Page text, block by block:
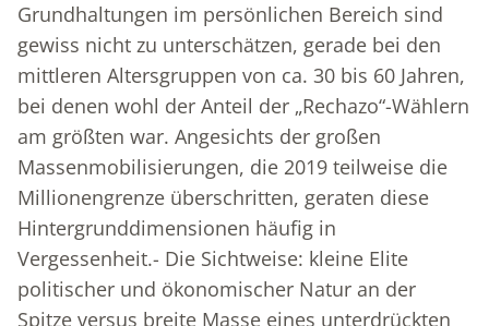
Grundhaltungen im persönlichen Bereich sind
gewiss nicht zu unterschätzen, gerade bei den
mittleren Altersgruppen von ca. 30 bis 60 Jahren,
bei denen wohl der Anteil der „Rechazo“-Wählern
am größten war. Angesichts der großen
Massenmobilisierungen, die 2019 teilweise die
Millionengrenze überschritten, geraten diese
Hintergrunddimensionen häufig in
Vergessenheit.- Die Sichtweise: kleine Elite
politischer und ökonomischer Natur an der
Spitze versus breite Masse eines unterdrückten